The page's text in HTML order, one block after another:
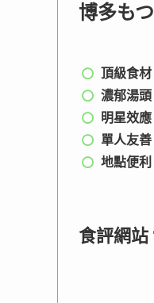
博多も
頂級食材
濃郁湯頭
明星效應
單人友善
地點便利
食評網站